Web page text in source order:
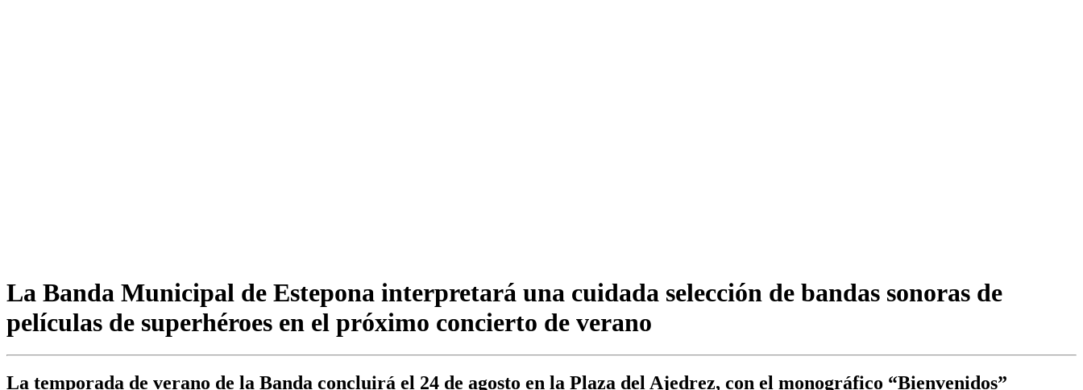
La Banda Municipal de Estepona interpretará una cuidada selección de bandas sonoras de
películas de superhéroes en el próximo concierto de verano
La temporada de verano de la Banda concluirá el 24 de agosto en la Plaza del Ajedrez, con el monográfico “Bienvenidos”